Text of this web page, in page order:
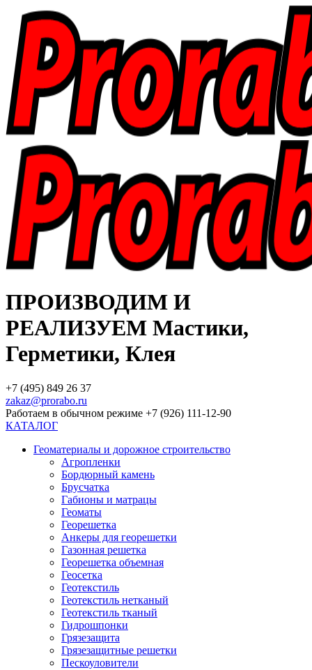
ПРОИЗВОДИМ И
РЕАЛИЗУЕМ Мастики,
Герметики, Клея
+7 (495) 849 26 37
zakaz@prorabo.ru
Работаем в обычном режиме +7 (926) 111-12-90
КАТАЛОГ
Геоматериалы и дорожное строительство
Агропленки
Бордюрный камень
Брусчатка
Габионы и матрацы
Геоматы
Георешетка
Анкеры для георешетки
Газонная решетка
Георешетка объемная
Геосетка
Геотекстиль
Геотекстиль нетканый
Геотекстиль тканый
Гидрошпонки
Грязезащита
Грязезащитные решетки
Пескоуловители